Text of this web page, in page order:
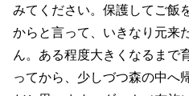
みてください。保護してご飯
からと言って、いきなり元来
ん。ある程度大きくなるまで
ってから、少しづつ森の中へ